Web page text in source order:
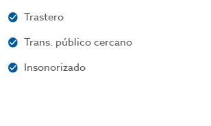
Trastero
Trans. público cercano
Insonorizado